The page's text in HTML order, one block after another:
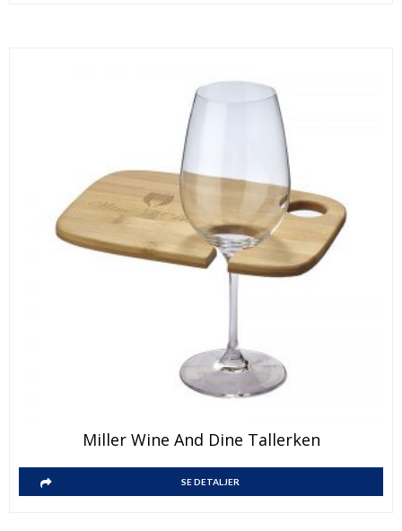
Miller Wine And Dine Tallerken
SE DETALJER